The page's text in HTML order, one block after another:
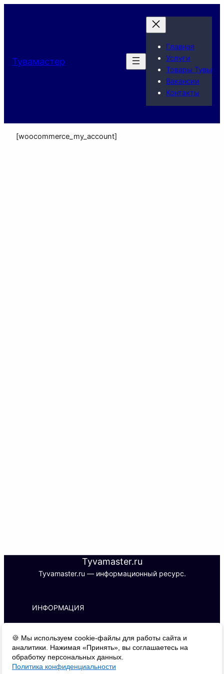
Тувамастер
Главная
Услуги
Товары Тувы
Вакансии
Контакты
[woocommerce_my_account]
Tyvamaster.ru
Tyvamaster.ru — информационный ресурс.
🍪 Мы используем cookie-файлы для работы сайта и
аналитики. Нажимая «Принять», вы соглашаетесь на
обработку персональных данных.
Политика конфиденциальности
ИНФОРМАЦИЯ
ИНН 170101788427 | ОГРНИП
326170000016510
Адрес: 667000, г. Кызыл, ул. Буренская,